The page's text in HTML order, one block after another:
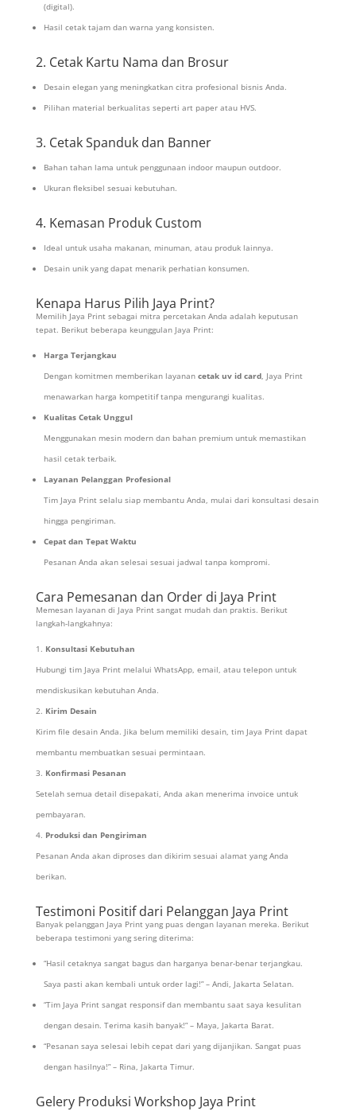
(digital).
Hasil cetak tajam dan warna yang konsisten.
2. Cetak Kartu Nama dan Brosur
Desain elegan yang meningkatkan citra profesional bisnis Anda.
Pilihan material berkualitas seperti art paper atau HVS.
3. Cetak Spanduk dan Banner
Bahan tahan lama untuk penggunaan indoor maupun outdoor.
Ukuran fleksibel sesuai kebutuhan.
4. Kemasan Produk Custom
Ideal untuk usaha makanan, minuman, atau produk lainnya.
Desain unik yang dapat menarik perhatian konsumen.
Kenapa Harus Pilih Jaya Print?
Memilih Jaya Print sebagai mitra percetakan Anda adalah keputusan
tepat. Berikut beberapa keunggulan Jaya Print:
Harga Terjangkau
Dengan komitmen memberikan layanan cetak uv id card, Jaya Print
menawarkan harga kompetitif tanpa mengurangi kualitas.
Kualitas Cetak Unggul
Menggunakan mesin modern dan bahan premium untuk memastikan
hasil cetak terbaik.
Layanan Pelanggan Profesional
Tim Jaya Print selalu siap membantu Anda, mulai dari konsultasi desain
hingga pengiriman.
Cepat dan Tepat Waktu
Pesanan Anda akan selesai sesuai jadwal tanpa kompromi.
Cara Pemesanan dan Order di Jaya Print
Memesan layanan di Jaya Print sangat mudah dan praktis. Berikut
langkah-langkahnya:
Konsultasi Kebutuhan
Hubungi tim Jaya Print melalui WhatsApp, email, atau telepon untuk
mendiskusikan kebutuhan Anda.
Kirim Desain
Kirim file desain Anda. Jika belum memiliki desain, tim Jaya Print dapat
membantu membuatkan sesuai permintaan.
Konfirmasi Pesanan
Setelah semua detail disepakati, Anda akan menerima invoice untuk
pembayaran.
Produksi dan Pengiriman
Pesanan Anda akan diproses dan dikirim sesuai alamat yang Anda
berikan.
Testimoni Positif dari Pelanggan Jaya Print
Banyak pelanggan Jaya Print yang puas dengan layanan mereka. Berikut
beberapa testimoni yang sering diterima:
“Hasil cetaknya sangat bagus dan harganya benar-benar terjangkau.
Saya pasti akan kembali untuk order lagi!” – Andi, Jakarta Selatan.
“Tim Jaya Print sangat responsif dan membantu saat saya kesulitan
dengan desain. Terima kasih banyak!” – Maya, Jakarta Barat.
“Pesanan saya selesai lebih cepat dari yang dijanjikan. Sangat puas
dengan hasilnya!” – Rina, Jakarta Timur.
Gelery Produksi Workshop Jaya Print